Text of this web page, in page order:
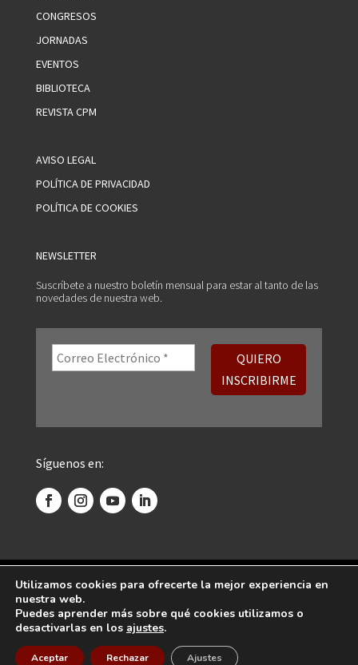
CONGRESOS
JORNADAS
EVENTOS
BIBLIOTECA
REVISTA CPM
AVISO LEGAL
POLÍTICA DE PRIVACIDAD
POLÍTICA DE COOKIES
NEWSLETTER
Suscríbete a nuestro boletín mensual para estar al tanto de las
novedades de nuestra web.
Síguenos en:
©2026 Centro Psicoanalítico de Madrid. Todos
los derechos reservados.
Diseñado por Global Mente
Utilizamos cookies para ofrecerte la mejor experiencia en
nuestra web.
Puedes aprender más sobre qué cookies utilizamos o
desactivarlas en los ajustes.
Aceptar Rechazar Ajustes